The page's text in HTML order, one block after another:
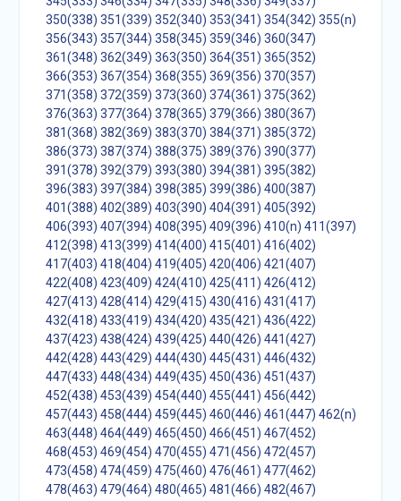
350(338) 351(339) 352(340) 353(341) 354(342) 355(n)
356(343) 357(344) 358(345) 359(346) 360(347)
361(348) 362(349) 363(350) 364(351) 365(352)
366(353) 367(354) 368(355) 369(356) 370(357)
371(358) 372(359) 373(360) 374(361) 375(362)
376(363) 377(364) 378(365) 379(366) 380(367)
381(368) 382(369) 383(370) 384(371) 385(372)
386(373) 387(374) 388(375) 389(376) 390(377)
391(378) 392(379) 393(380) 394(381) 395(382)
396(383) 397(384) 398(385) 399(386) 400(387)
401(388) 402(389) 403(390) 404(391) 405(392)
406(393) 407(394) 408(395) 409(396) 410(n) 411(397)
412(398) 413(399) 414(400) 415(401) 416(402)
417(403) 418(404) 419(405) 420(406) 421(407)
422(408) 423(409) 424(410) 425(411) 426(412)
427(413) 428(414) 429(415) 430(416) 431(417)
432(418) 433(419) 434(420) 435(421) 436(422)
437(423) 438(424) 439(425) 440(426) 441(427)
442(428) 443(429) 444(430) 445(431) 446(432)
447(433) 448(434) 449(435) 450(436) 451(437)
452(438) 453(439) 454(440) 455(441) 456(442)
457(443) 458(444) 459(445) 460(446) 461(447) 462(n)
463(448) 464(449) 465(450) 466(451) 467(452)
468(453) 469(454) 470(455) 471(456) 472(457)
473(458) 474(459) 475(460) 476(461) 477(462)
478(463) 479(464) 480(465) 481(466) 482(467)